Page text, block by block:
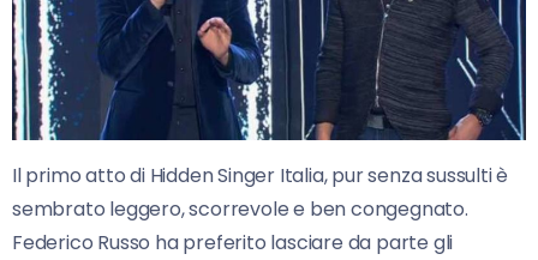
Il primo atto di Hidden Singer Italia, pur senza sussulti è
sembrato leggero, scorrevole e ben congegnato.
Federico Russo ha preferito lasciare da parte gli